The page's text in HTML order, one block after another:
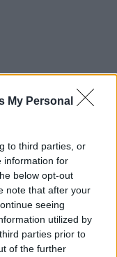
My Personal
to third parties, or
information for
below opt-out
note that after your
seeing
utilized by
parties prior to
of the further